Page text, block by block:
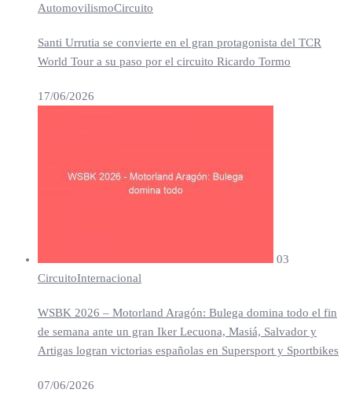
AutomovilismoCircuito
Santi Urrutia se convierte en el gran protagonista del TCR
World Tour a su paso por el circuito Ricardo Tormo
17/06/2026
03
CircuitoInternacional
WSBK 2026 – Motorland Aragón: Bulega domina todo el fin
de semana ante un gran Iker Lecuona, Masiá, Salvador y
Artigas logran victorias españolas en Supersport y Sportbikes
07/06/2026